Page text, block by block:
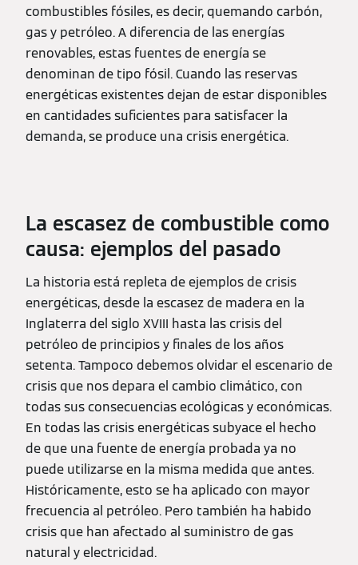
combustibles fósiles, es decir, quemando carbón,
gas y petróleo. A diferencia de las energías
renovables, estas fuentes de energía se
denominan de tipo fósil. Cuando las reservas
energéticas existentes dejan de estar disponibles
en cantidades suficientes para satisfacer la
demanda, se produce una crisis energética.
La escasez de combustible como
causa: ejemplos del pasado
La historia está repleta de ejemplos de crisis
energéticas, desde la escasez de madera en la
Inglaterra del siglo XVIII hasta las crisis del
petróleo de principios y finales de los años
setenta. Tampoco debemos olvidar el escenario de
crisis que nos depara el cambio climático, con
todas sus consecuencias ecológicas y económicas.
En todas las crisis energéticas subyace el hecho
de que una fuente de energía probada ya no
puede utilizarse en la misma medida que antes.
Históricamente, esto se ha aplicado con mayor
frecuencia al petróleo. Pero también ha habido
crisis que han afectado al suministro de gas
natural y electricidad.